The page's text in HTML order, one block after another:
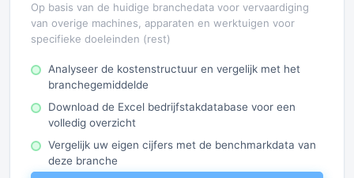
Op basis van de huidige branchedata voor vervaardiging
van overige machines, apparaten en werktuigen voor
specifieke doeleinden (rest)
Analyseer de kostenstructuur en vergelijk met het
branchegemiddelde
Download de Excel bedrijfstakdatabase voor een
volledig overzicht
Vergelijk uw eigen cijfers met de benchmarkdata van
deze branche